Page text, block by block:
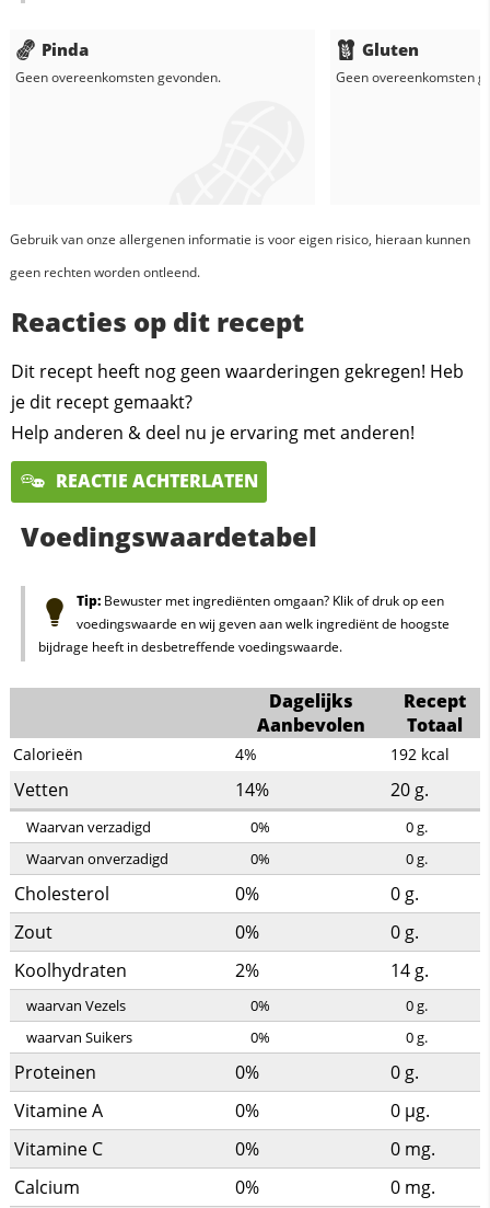
Pinda
Geen overeenkomsten gevonden.
Gluten
Geen overeenkomsten
Gebruik van onze allergenen informatie is voor eigen risico, hieraan kunnen
geen rechten worden ontleend.
Reacties op dit recept
Dit recept heeft nog geen waarderingen gekregen! Heb
je dit recept gemaakt?
Help anderen & deel nu je ervaring met anderen!
REACTIE ACHTERLATEN
Voedingswaardetabel
Tip:Bewuster met ingrediënten omgaan? Klik of druk op een
voedingswaarde en wij geven aan welk ingrediënt de hoogste
bijdrage heeft in desbetreffende voedingswaarde.
Dagelijks
Aanbevolen
Recept
Totaal
Calorieën 4% 192 kcal
Vetten 14% 20 g.
Waarvan verzadigd 0% 0g.
Waarvan onverzadigd
0% 0g.
Cholesterol 0% 0 g.
Zout
0% 0 g.
Koolhydraten
2% 14 g.
waarvan Vezels 0% 0g.
waarvan Suikers
0% 0g.
Proteinen 0% 0 g.
Vitamine A
0% 0 µg.
Vitamine C
0% 0 mg.
Calcium
0% 0 mg.